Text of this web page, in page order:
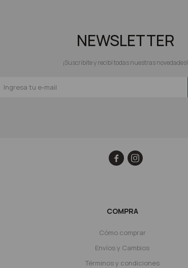
COMPRA
Cómo comprar
Envíos y Cambios
Términos y condiciones
NEWSLETTER
¡Suscribite y recibí todas nuestras novedades!
 